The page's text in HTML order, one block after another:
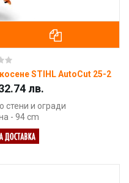
STIHL AutoCut 25-2
лв.
стени и огради
- 94 cm